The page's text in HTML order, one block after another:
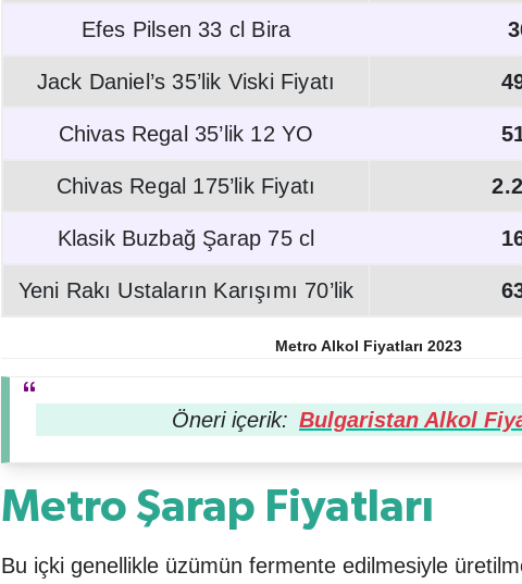
Efes Pilsen 33 cl Bira
Jack Daniel’s 35’lik Viski Fiyatı
Chivas Regal 35’lik 12 YO
Chivas Regal 175’lik Fiyatı
Klasik Buzbağ Şarap 75 cl
Yeni Rakı Ustaların Karışımı 70’lik
Metro Alkol Fiyatları 2023
Öneri içerik: Bulgaristan Alkol
Metro Şarap Fiyatları
Bu içki genellikle üzümün fermente edilmesiyle